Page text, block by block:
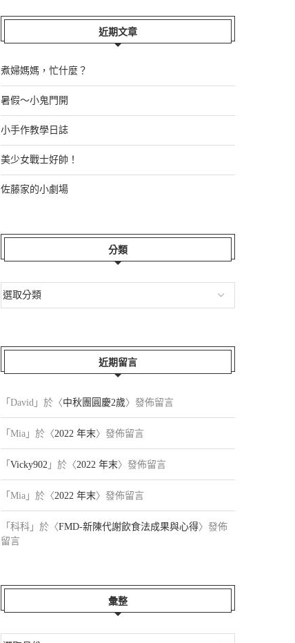
年菜。採草莓。小...
近期文章
煮婦媽媽，忙什麼？
暑假～小鬼門開
小手作教學日誌
美少女戰士好帥！
佐藤家的小劇場
分類
近期留言
「 David 」於〈中秋團圓慶2歲〉發佈留言
「 Mia 」於〈2022 年末〉發佈留言
「 Vicky902 」於〈2022 年末〉發佈留言
「 Mia 」於〈2022 年末〉發佈留言
「 科科 」於〈FMD-新陳代謝飲食法成果與心得〉發佈
留言
彙整